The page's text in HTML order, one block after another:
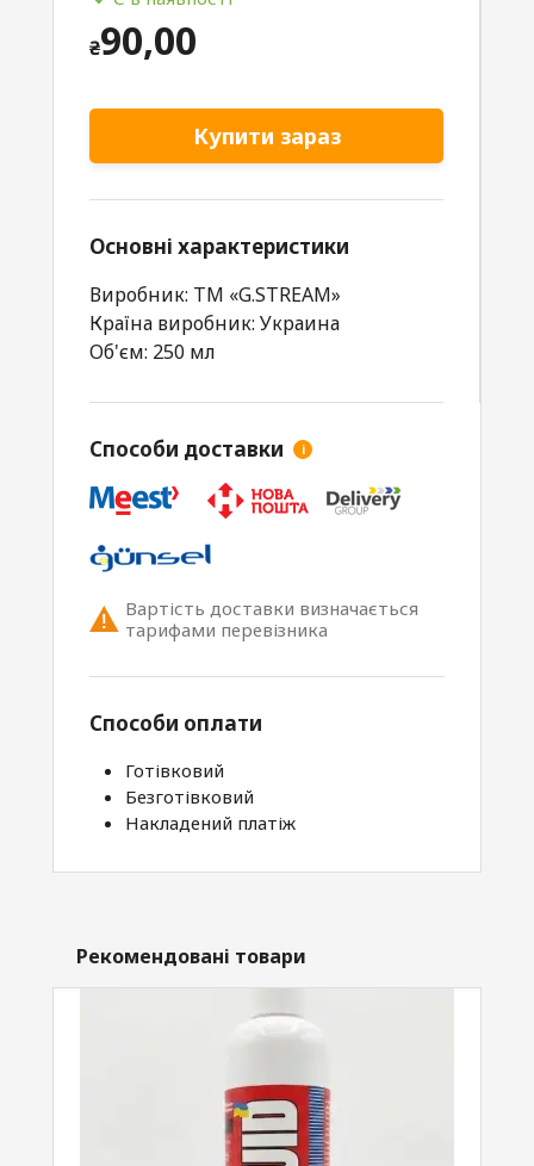
₴90,00
Купити зараз
Основні характеристики
Виробник: TM «G.STREAM»
Країна виробник: Украина
Об'єм: 250 мл
Способи доставки i
Вартість доставки визначається
тарифами перевізника
Способи оплати
Готівковий
Безготівковий
Накладений платіж
Рекомендовані товари